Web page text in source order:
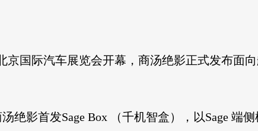
京国际汽车展览会开幕，商汤绝影正式发布面
绝影首发Sage Box （千机智盒），以Sage 端